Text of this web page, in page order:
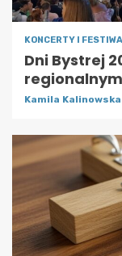
KONCERTY I
Dni Bystrej
Kamila Kalinowska